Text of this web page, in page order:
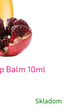
Balm 10ml
Skladom